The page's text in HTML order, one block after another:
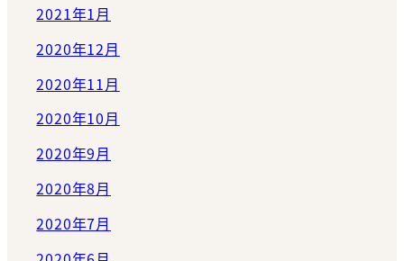
2021年1月
2020年12月
2020年11月
2020年10月
2020年9月
2020年8月
2020年7月